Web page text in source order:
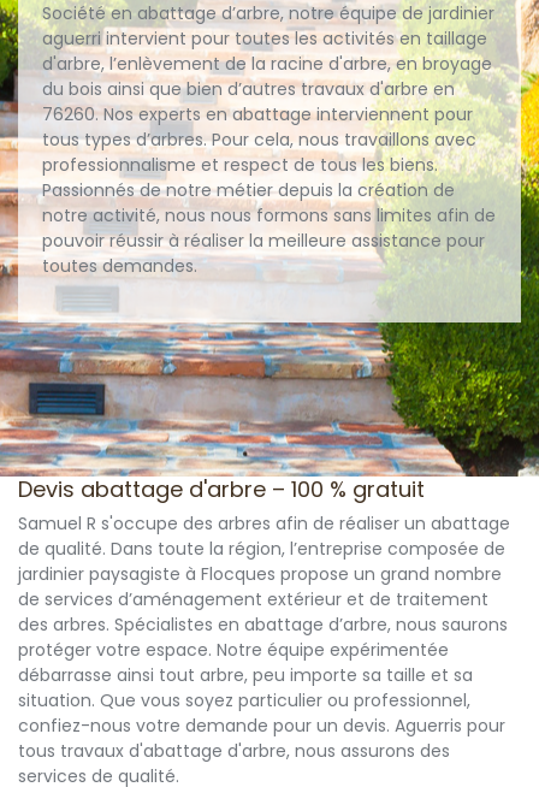
Société en abattage d’arbre, notre équipe de jardinier
aguerri intervient pour toutes les activités en taillage
d'arbre, l’enlèvement de la racine d'arbre, en broyage
du bois ainsi que bien d’autres travaux d'arbre en
76260. Nos experts en abattage interviennent pour
tous types d’arbres. Pour cela, nous travaillons avec
professionnalisme et respect de tous les biens.
Passionnés de notre métier depuis la création de
notre activité, nous nous formons sans limites afin de
pouvoir réussir à réaliser la meilleure assistance pour
toutes demandes.
Devis abattage d'arbre – 100 % gratuit
Samuel R s'occupe des arbres afin de réaliser un abattage
de qualité. Dans toute la région, l’entreprise composée de
jardinier paysagiste à Flocques propose un grand nombre
de services d’aménagement extérieur et de traitement
des arbres. Spécialistes en abattage d’arbre, nous saurons
protéger votre espace. Notre équipe expérimentée
débarrasse ainsi tout arbre, peu importe sa taille et sa
situation. Que vous soyez particulier ou professionnel,
confiez-nous votre demande pour un devis. Aguerris pour
tous travaux d'abattage d'arbre, nous assurons des
services de qualité.